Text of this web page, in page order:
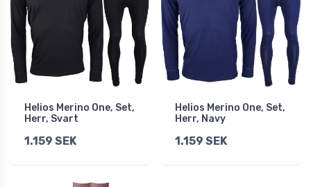
Helios Merino One, Set,
Herr, Svart
1.159 SEK
Helios Merino One, Set,
Herr, Navy
1.159 SEK